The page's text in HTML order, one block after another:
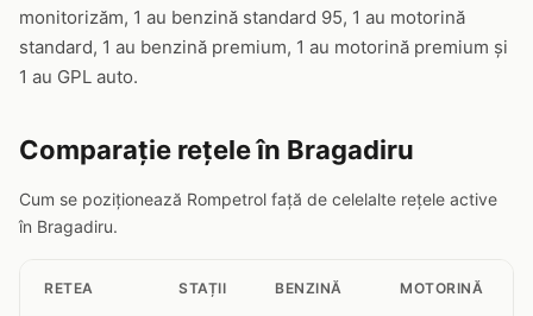
monitorizăm, 1 au benzină standard 95, 1 au motorină
standard, 1 au benzină premium, 1 au motorină premium și
1 au GPL auto.
Comparație rețele în Bragadiru
Cum se poziționează Rompetrol față de celelalte rețele active
în Bragadiru.
RETEA STAȚII BENZINĂ MOTORINĂ